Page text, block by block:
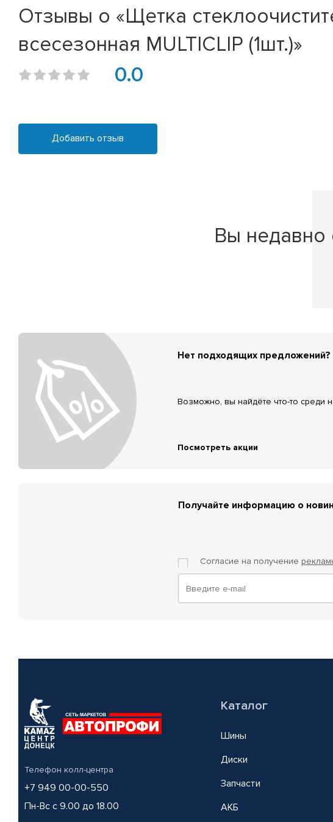
Отзывы о «Щетка
всесезонная MULTICLIP (1шт.)»
0.0
Добавить отзыв
Вы недавно
Нет подходящих предложений?
Возможно, вы найдёте что-то среди
Посмотреть акции
Получайте информацию о
Согласие на получение
Телефон колл-центра
+7 949 00-00-550
Пн-Вс с 9.00 до 18.00
Каталог
Шины
Диски
Запчасти
АКБ